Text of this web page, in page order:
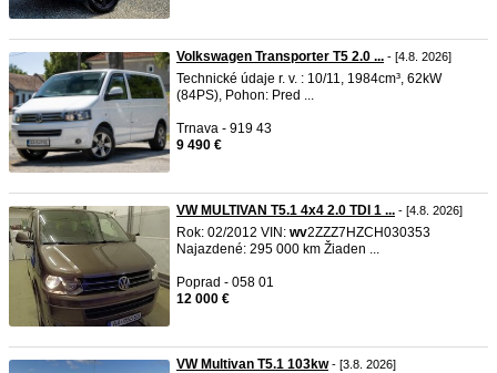
Volkswagen Transporter T5 2.0 ... - [4.8. 2026]
Technické údaje r. v. : 10/11, 1984cm³, 62kW
(84PS), Pohon: Pred ...
Trnava - 919 43
9 490 €
VW MULTIVAN T5.1 4x4 2.0 TDI 1 ... - [4.8. 2026]
Rok: 02/2012 VIN: wv2ZZZ7HZCH030353
Najazdené: 295 000 km Žiaden ...
Poprad - 058 01
12 000 €
VW Multivan T5.1 103kw- [3.8. 2026]